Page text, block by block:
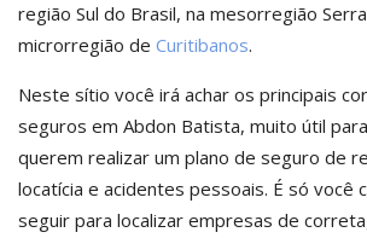
região Sul do Brasil, na mesorregião
microrregião de Curitibanos.
Neste sítio você irá achar os principais
seguros em Abdon Batista, muito útil
querem realizar um plano de seguro de
locatícia e acidentes pessoais. É só você
seguir para localizar empresas de